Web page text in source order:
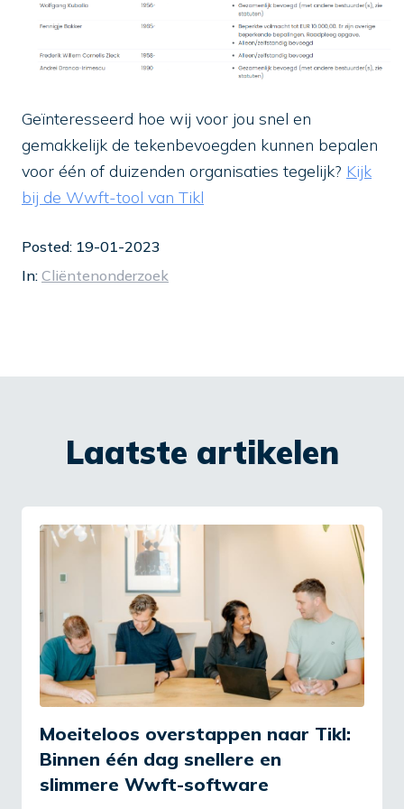
Geïnteresseerd hoe wij voor jou snel en
gemakkelijk de tekenbevoegden kunnen bepalen
voor één of duizenden organisaties tegelijk? Kijk
bij de Wwft-tool van Tikl
Posted: 19-01-2023
In: Cliëntenonderzoek
Laatste artikelen
Moeiteloos overstappen naar Tikl:
Binnen één dag snellere en
slimmere Wwft-software